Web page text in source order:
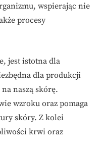
wspierając nie
procesy
jest istotna dla
dla produkcji
naszą skórę.
wzroku oraz pomaga
skóry. Z kolei
krwi oraz